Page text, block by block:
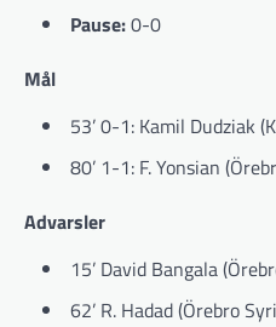
Pause:0-0
Mål
53’ 0-1: Kamil Dudziak
80’ 1-1: F. Yonsian
Advarsler
15’ David Bangala
62’ R. Hadad (Örebro